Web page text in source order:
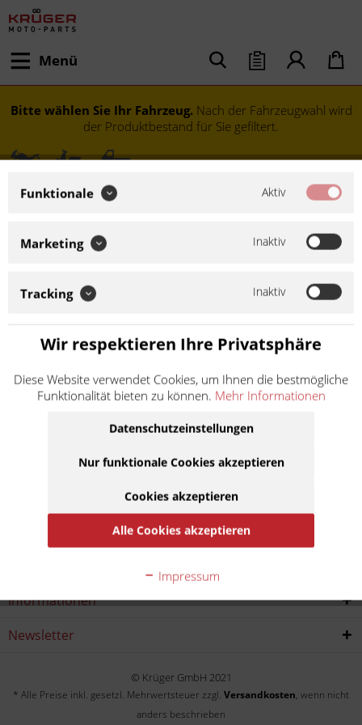
Menü
Bitte wählen Sie Ihr Fahrzeug. Nach der Fahrzeugwahl wird
der Produktbestand für Sie gefiltert.
Z 1000 KZT00A
1978 1979
Informationen
Newsletter
© Krüger GmbH 2021
* Alle Preise inkl. gesetzl. Mehrwertsteuer zzgl. Versandkosten, wenn nicht
anders beschrieben
Funktionale Aktiv
Marketing Inaktiv
Tracking Inaktiv
Wir respektieren Ihre Privatsphäre
Diese Website verwendet Cookies, um Ihnen die bestmögliche
Funktionalität bieten zu können. Mehr Informationen
Datenschutzeinstellungen
Nur funktionale Cookies akzeptieren
Cookies akzeptieren
Alle Cookies akzeptieren
Impressum